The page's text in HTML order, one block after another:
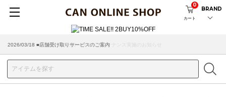
カート
0
BRAND
2026/08/04 ■8/13(木)AM2:00～サイトメンテナンス実施のお知らせ